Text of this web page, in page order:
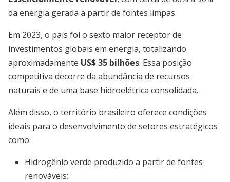
da energia gerada a partir de fontes limpas.
Em 2023, o país foi o sexto maior receptor de
investimentos globais em energia, totalizando
aproximadamente US$ 35 bilhões. Essa posição
competitiva decorre da abundância de recursos
naturais e de uma base hidroelétrica consolidada.
Além disso, o território brasileiro oferece condições
ideais para o desenvolvimento de setores estratégicos
como:
Hidrogênio verde produzido a partir de fontes
renováveis;